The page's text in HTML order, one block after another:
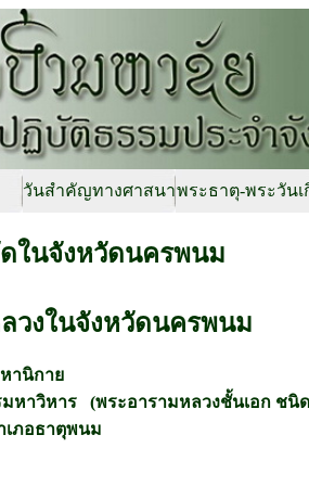
วันสำคัญทางศาสนาพระธาตุ-พระวันเ
ในจังหวัดนครพนม
วงในจังหวัดนครพนม
านิกาย
หาวิหาร (พระอารามหลวงชั้นเอก ชนิ
ภอธาตุพนม